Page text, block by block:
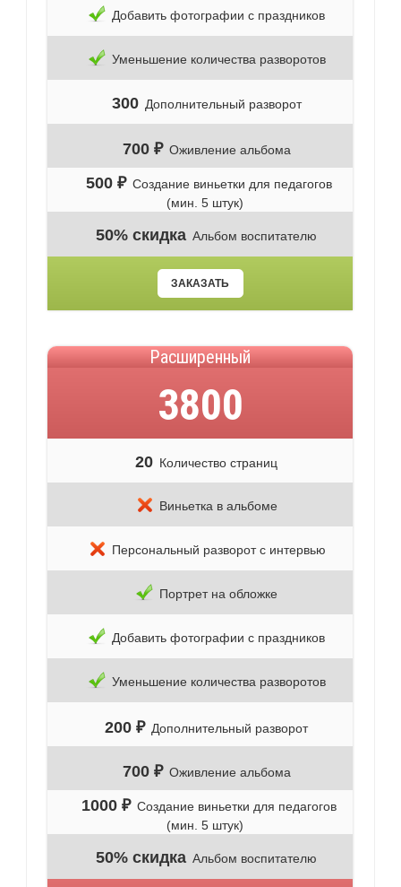
Добавить фотографии с праздников
Уменьшение количества разворотов
300 Дополнительный разворот
700 ₽ Оживление альбома
500 ₽ Создание виньетки для педагогов
(мин. 5 штук)
50% скидка Альбом воспитателю
ЗАКАЗАТЬ
Расширенный
3800
20 Количество страниц
Виньетка в альбоме
Персональный разворот с интервью
Портрет на обложке
Добавить фотографии с праздников
Уменьшение количества разворотов
200 ₽ Дополнительный разворот
700 ₽ Оживление альбома
1000 ₽ Создание виньетки для педагогов
(мин. 5 штук)
50% скидка Альбом воспитателю